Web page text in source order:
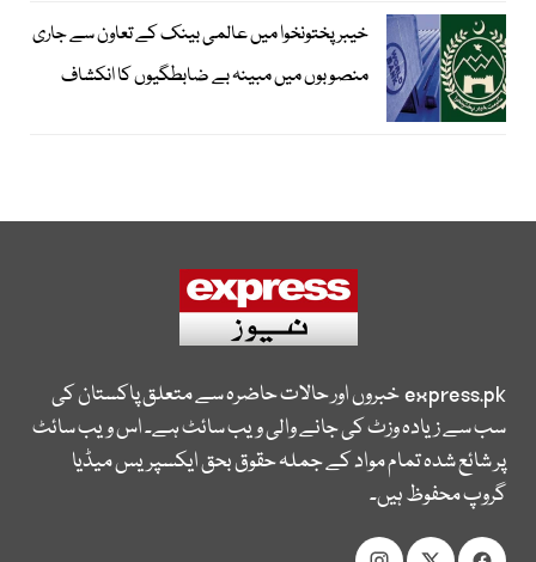
خیبرپختونخوا میں عالمی بینک کے تعاون سے جاری
منصوبوں میں مبینہ بے ضابطگیوں کا انکشاف
express.pkخبروں اور حالات حاضرہ سے متعلق پاکستان کی
سب سے زیادہ وزٹ کی جانے والی ویب سائٹ ہے۔ اس ویب سائٹ
پر شائع شدہ تمام مواد کے جملہ حقوق بحق ایکسپریس میڈیا
گروپ محفوظ ہیں۔